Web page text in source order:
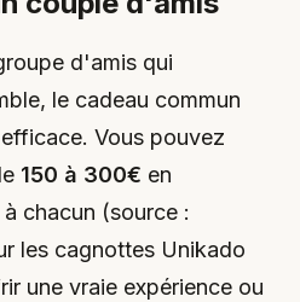
d'amis qui
le cadeau commun
Vous pouvez
150 à 300€ en
chacun (source :
les cagnottes Unikado
une vraie expérience ou